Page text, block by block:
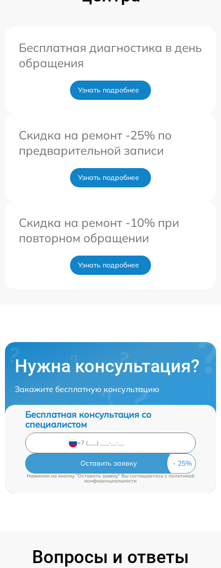
Бесплатная диагностика в день
обращения
Узнать подробнее
Скидка на ремонт -25% по
предварительной записи
Узнать подробнее
Скидка на ремонт -10% при
повторном обращении
Узнать подробнее
Нужна консультация?
Закажите бесплатную консультацию
Бесплатная консультация со
специалистом
Оставить заявку
Нажимая на кнопку "Оставить заявку" Вы соглашаетесь cполитикой
конфиденциальности
Вопросы и ответы